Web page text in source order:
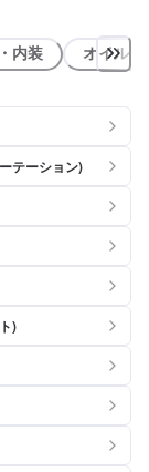
内装 オイル類
テーション)
)